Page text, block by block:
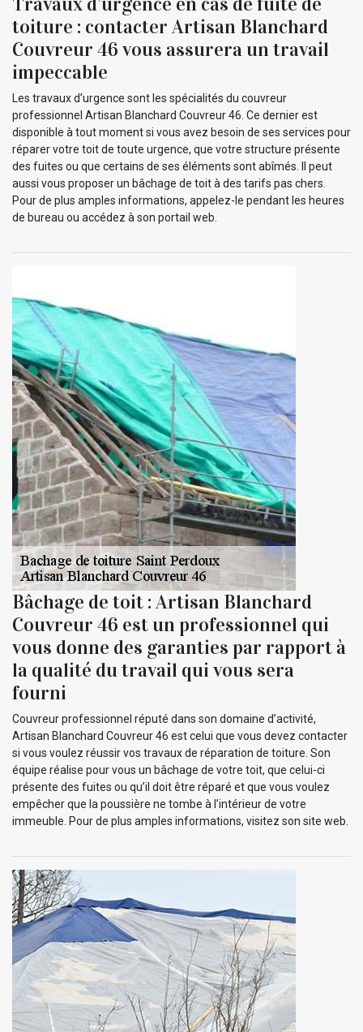
toiture : contacter Artisan Blanchard
Couvreur 46 vous assurera un travail
impeccable
Les travaux d’urgence sont les spécialités du couvreur
professionnel Artisan Blanchard Couvreur 46. Ce dernier est
disponible à tout moment si vous avez besoin de ses services pour
réparer votre toit de toute urgence, que votre structure présente
des fuites ou que certains de ses éléments sont abîmés. Il peut
aussi vous proposer un bâchage de toit à des tarifs pas chers.
Pour de plus amples informations, appelez-le pendant les heures
de bureau ou accédez à son portail web.
Bâchage de toit : Artisan Blanchard
Couvreur 46 est un professionnel qui
vous donne des garanties par rapport à
la qualité du travail qui vous sera
fourni
Couvreur professionnel réputé dans son domaine d’activité,
Artisan Blanchard Couvreur 46 est celui que vous devez contacter
si vous voulez réussir vos travaux de réparation de toiture. Son
équipe réalise pour vous un bâchage de votre toit, que celui-ci
présente des fuites ou qu’il doit être réparé et que vous voulez
empêcher que la poussière ne tombe à l’intérieur de votre
immeuble. Pour de plus amples informations, visitez son site web.